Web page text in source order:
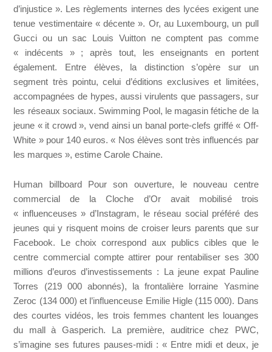
d’injustice ». Les règlements internes des lycées exigent une
tenue vestimentaire « décente ». Or, au Luxembourg, un pull
Gucci ou un sac Louis Vuitton ne comptent pas comme
« indécents » ; après tout, les enseignants en portent
également. Entre élèves, la distinction s’opère sur un
segment très pointu, celui d’éditions exclusives et limitées,
accompagnées de hypes, aussi virulents que passagers, sur
les réseaux sociaux. Swimming Pool, le magasin fétiche de la
jeune « it crowd », vend ainsi un banal porte-clefs griffé « Off-
White » pour 140 euros. « Nos élèves sont très influencés par
les marques », estime Carole Chaine.
Human billboard Pour son ouverture, le nouveau centre
commercial de la Cloche d’Or avait mobilisé trois
« influenceuses » d’Instagram, le réseau social préféré des
jeunes qui y risquent moins de croiser leurs parents que sur
Facebook. Le choix correspond aux publics cibles que le
centre commercial compte attirer pour rentabiliser ses 300
millions d’euros d’investissements : La jeune expat Pauline
Torres (219 000 abonnés), la frontalière lorraine Yasmine
Zeroc (134 000) et l’influenceuse Emilie Higle (115 000). Dans
des courtes vidéos, les trois femmes chantent les louanges
du mall à Gasperich. La première, auditrice chez PWC,
s’imagine ses futures pauses-midi : « Entre midi et deux, je